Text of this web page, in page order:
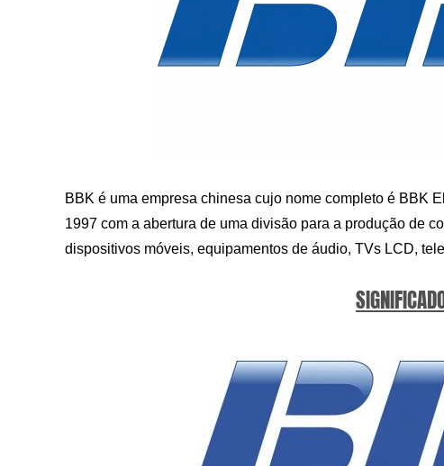
BBK é uma empresa chinesa cujo nome completo é BBK
1997 com a abertura de uma divisão para a produção de
dispositivos móveis, equipamentos de áudio, TVs LCD,